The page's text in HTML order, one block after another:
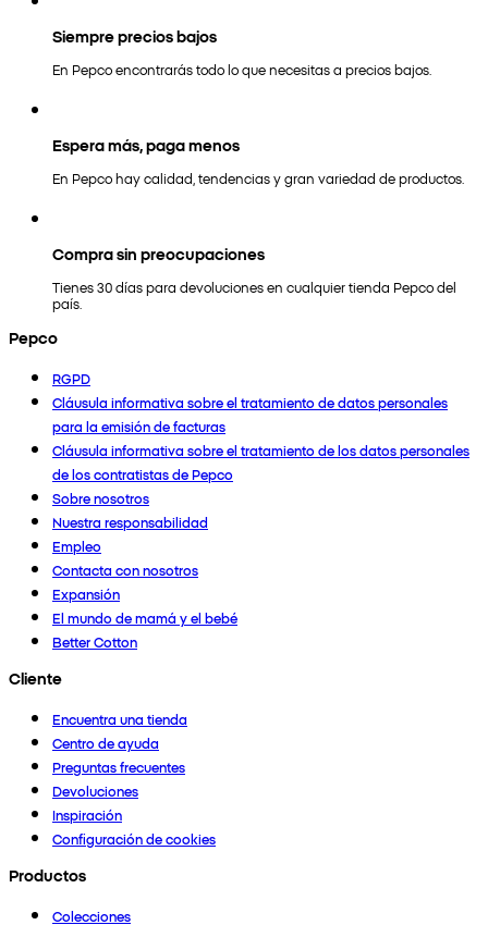
Siempre precios bajos
En Pepco encontrarás todo lo que necesitas a precios bajos.
Espera más, paga menos
En Pepco hay calidad, tendencias y gran variedad de productos.
Compra sin preocupaciones
Tienes 30 días para devoluciones en cualquier tienda Pepco del
país.
Pepco
RGPD
Cláusula informativa sobre el tratamiento de datos personales
para la emisión de facturas
Cláusula informativa sobre el tratamiento de los datos personales
de los contratistas de Pepco
Sobre nosotros
Nuestra responsabilidad
Empleo
Contacta con nosotros
Expansión
El mundo de mamá y el bebé
Better Cotton
Cliente
Encuentra una tienda
Centro de ayuda
Preguntas frecuentes
Devoluciones
Inspiración
Configuración de cookies
Productos
Colecciones